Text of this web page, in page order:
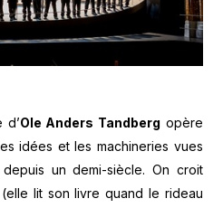
d’Ole Anders Tandberg opère
idées et les machineries vues
un demi-siècle. On croit
lit son livre quand le rideau